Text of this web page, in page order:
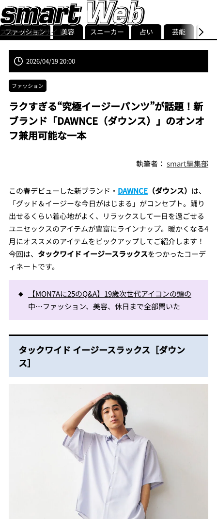
スマート公式サイト
smart最新号
記事一覧ランキング
ストリ
ファッション 美容 スニーカー 占い 芸能 グル
2026/04/19 20:00
ファッション
ラクすぎる“究極イージーパンツ”が話題！新
ブランド「DAWNCE（ダウンス）」のオンオ
フ兼用可能な一本
執筆者：smart編集部
この春デビューした新ブランド・ DAWNCE（ダウンス） は、
「グッド＆イージーな今日がはじまる」がコンセプト。踊り
出せるくらい着心地がよく、リラックスして一日を過ごせる
ユニセックスのアイテムが豊富にラインナップ。暖かくなる4
月にオススメのアイテムをピックアップしてご紹介します！
今回は、 タックワイド イージースラックスをつかったコーデ
ィネートです。
【MON7Aに25のQ&A】19歳次世代アイコンの頭の
中…ファッション、美容、休日まで全部聞いた
タックワイド イージースラックス［ダウン
ス］